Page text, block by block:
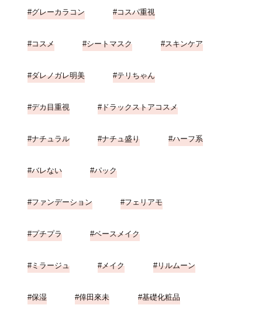
グレーカラコン コスパ重視
コスメ シートマスク スキンケア
ダレノガレ明美 テリちゃん
デカ目重視 ドラックストアコスメ
ナチュラル ナチュ盛り ハーフ系
バレない パック
ファンデーション フェリアモ
プチプラ ベースメイク
ミラージュ メイク リルムーン
保湿 倖田來未 基礎化粧品